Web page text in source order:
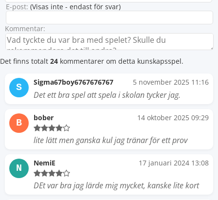
E-post: (Visas inte - endast för svar)
Kommentar:
Det finns totalt 24 kommentarer om detta kunskapsspel.
S Sigma67boy6767676767 5 november 2025 11:16
Det ett bra spel att spela i skolan tycker jag.
B bober 14 oktober 2025 09:29
lite lätt men ganska kul jag tränar för ett prov
N NemiE 17 januari 2024 13:08
DEt var bra jag lärde mig mycket, kanske lite kort